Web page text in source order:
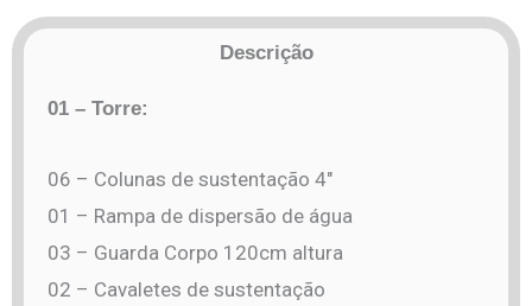
Descrição
01 – Torre:
06 – Colunas de sustentação 4″
01 – Rampa de dispersão de água
03 – Guarda Corpo 120cm altura
02 – Cavaletes de sustentação